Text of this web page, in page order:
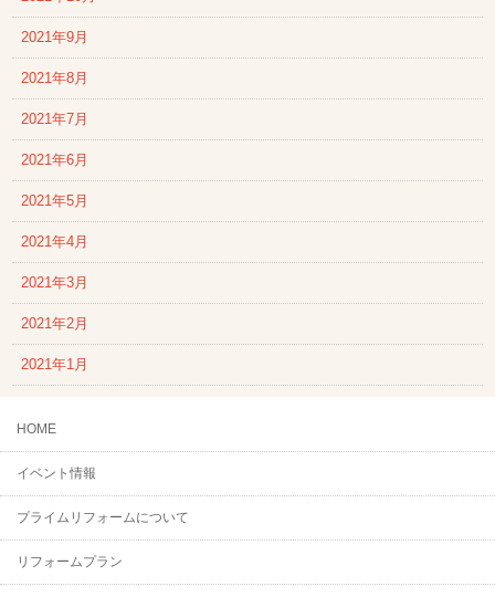
2021年9月
2021年8月
2021年7月
2021年6月
2021年5月
2021年4月
2021年3月
2021年2月
2021年1月
HOME
イベント情報
プライムリフォームについて
リフォームプラン